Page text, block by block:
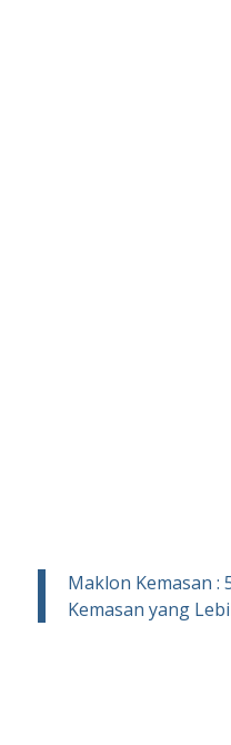
Maklon Kemasan :
Kemasan yang